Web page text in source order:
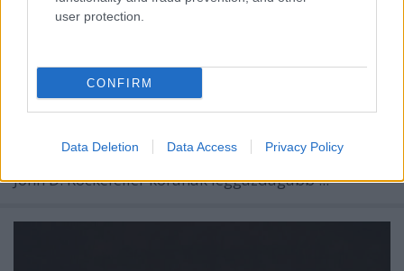
user protection.
CONFIRM
Data Deletion Data Access Privacy Policy
“A bölcs ember spórol a jövőre, de a bolond
költekezik, amire csak akar.” (Péld 21,20 TLB ford.)
John D. Rockefeller korának leggazdagabb ...